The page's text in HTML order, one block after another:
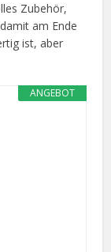
Zubehör,
am Ende
ist, aber
ANGEBOT